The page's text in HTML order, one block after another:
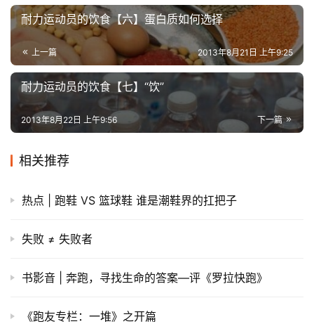
耐力运动员的饮食【六】蛋白质如何选择
上一篇 2013年8月21日 上午9:25
耐力运动员的饮食【七】“饮”
下一篇
2013年8月22日 上午9:56
相关推荐
热点 | 跑鞋 VS 篮球鞋 谁是潮鞋界的扛把子
失败 ≠ 失败者
书影音 | 奔跑，寻找生命的答案—评《罗拉快跑》
《跑友专栏：一堆》之开篇